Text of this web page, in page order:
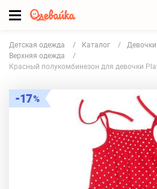
Детская одежда Каталог Девочки
Верхняя одежда
Красный полукомбинезон для девочки
17